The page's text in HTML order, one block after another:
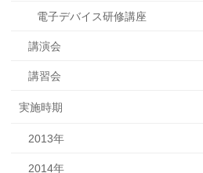
電子デバイス研修講座
講演会
講習会
実施時期
2013年
2014年